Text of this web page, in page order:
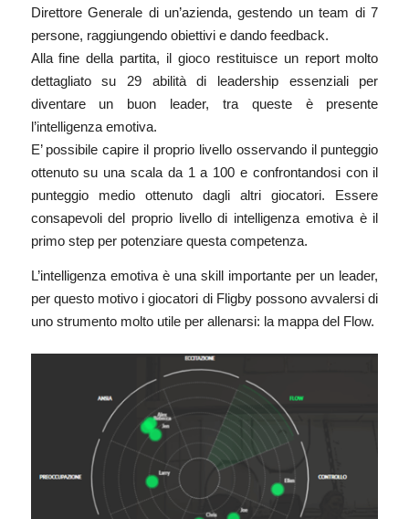
Direttore Generale di un’azienda, gestendo un team di 7
persone, raggiungendo obiettivi e dando feedback.
Alla fine della partita, il gioco restituisce un report molto
dettagliato su 29 abilità di leadership essenziali per
diventare un buon leader, tra queste è presente
l’intelligenza emotiva.
E’ possibile capire il proprio livello osservando il punteggio
ottenuto su una scala da 1 a 100 e confrontandosi con il
punteggio medio ottenuto dagli altri giocatori. Essere
consapevoli del proprio livello di intelligenza emotiva è il
primo step per potenziare questa competenza.
L’intelligenza emotiva è una skill importante per un leader,
per questo motivo i giocatori di Fligby possono avvalersi di
uno strumento molto utile per allenarsi: la mappa del Flow.